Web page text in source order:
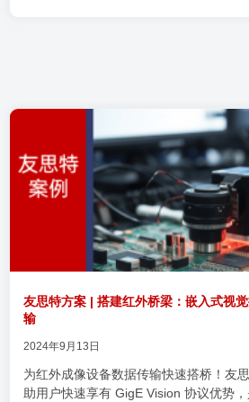
友思特方案 | 搭建红外桥梁：嵌入式视
输
2024年9月13日
为红外成像设备数据传输快速搭桥！友
助用户快速享有 GigE Vision 协议优势